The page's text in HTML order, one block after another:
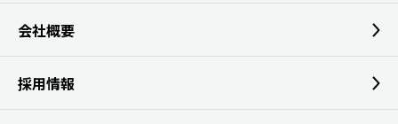
会社概要
採用情報